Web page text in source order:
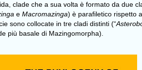
clade che a sua volta è formato da due
e Macromazinga) è parafiletico rispetto
sono collocate in tre cladi distinti (“
più basale di Mazingomorpha).